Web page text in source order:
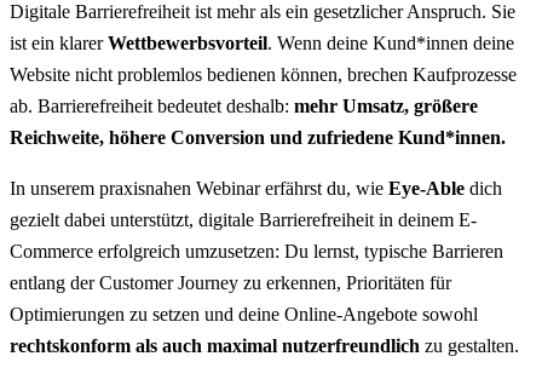
Digitale Barrierefreiheit ist mehr als ein gesetzlicher Anspruch. Sie
ist ein klarerWettbewerbsvorteil. Wenn deine Kund*innen deine
Website nicht problemlos bedienen können, brechen Kaufprozesse
ab. Barrierefreiheit bedeutet deshalb: mehr Umsatz, größere
Reichweite, höhere Conversion und zufriedene Kund*innen.
In unserem praxisnahen Webinar erfährst du, wie Eye-Able dich
gezielt dabei unterstützt, digitale Barrierefreiheit in deinem E-
Commerce erfolgreich umzusetzen: Du lernst, typische Barrieren
entlang der Customer Journey zu erkennen, Prioritäten für
Optimierungen zu setzen und deine Online-Angebote sowohl
rechtskonform als auch maximal nutzerfreundlich zu gestalten.